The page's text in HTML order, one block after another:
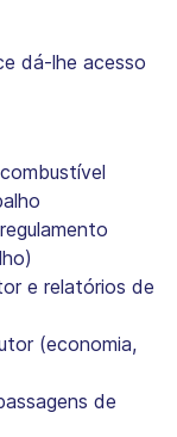
dá-lhe acesso
e relatórios de
(economia,
de